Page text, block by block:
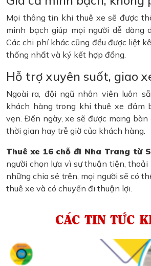
Mọi thông tin khi thuê xe sẽ được
minh bạch giúp mọi người dễ dàng
Các chi phí khác cũng đều được liệt
thống nhất và ký kết hợp đồng.
Hỗ trợ xuyên suốt, giao
Ngoài ra, đội ngũ nhân viên luôn
khách hàng trong khi thuê xe đảm
vẹn. Đến ngày, xe sẽ được mang
thời gian hay trễ giờ của khách hàng.
Thuê xe 16 chỗ đi Nha Trang từ
người chọn lựa vì sự thuận tiện, thoải
những chia sẻ trên, mọi người sẽ có
thuê xe và có chuyến đi thuận lợi.
CÁC TIN TỨC